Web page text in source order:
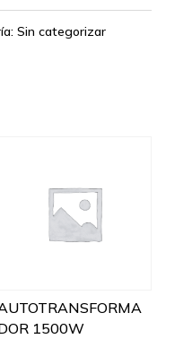
Sin categorizar
1500W